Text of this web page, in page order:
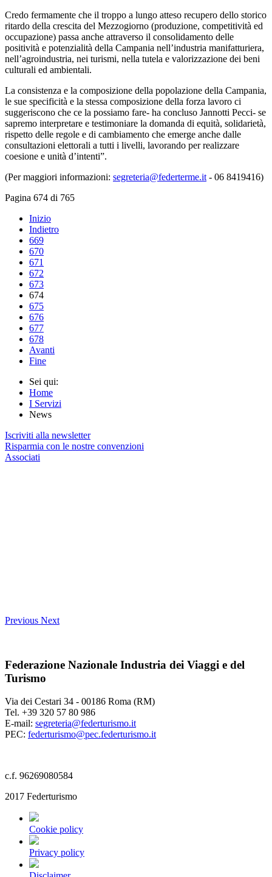
Credo fermamente che il troppo a lungo atteso recupero dello storico
ritardo della crescita del Mezzogiorno (produzione, competitività ed
occupazione) passa anche attraverso il consolidamento delle
positività e potenzialità della Campania nell’industria manifatturiera,
nell’agroindustria, nei turismi, nella tutela e valorizzazione dei beni
culturali ed ambientali.
La consistenza e la composizione della popolazione della Campania,
le sue specificità e la stessa composizione della forza lavoro ci
suggeriscono che ce la possiamo fare- ha concluso Jannotti Pecci- se
sapremo interpretare e testimoniare la domanda di equità, solidarietà,
rispetto delle regole e di cambiamento che emerge anche dalle
consultazioni elettorali a tutti i livelli, lavorando per realizzare
coesione e unità d’intenti”.
(Per maggiori informazioni: segreteria@federterme.it - 06 8419416)
Pagina 674 di 765
Inizio
Indietro
669
670
671
672
673
674
675
676
677
678
Avanti
Fine
Sei qui:
Home
I Servizi
News
Iscriviti alla newsletter
Risparmia con le nostre convenzioni
Associati
Previous Next
Federazione Nazionale Industria dei Viaggi e del
Turismo
Via dei Cestari 34 - 00186 Roma (RM)
Tel. +39 320 57 80 986
E-mail: segreteria@federturismo.it
PEC: federturismo@pec.federturismo.it
c.f. 96269080584
2017 Federturismo
Cookie policy
Privacy policy